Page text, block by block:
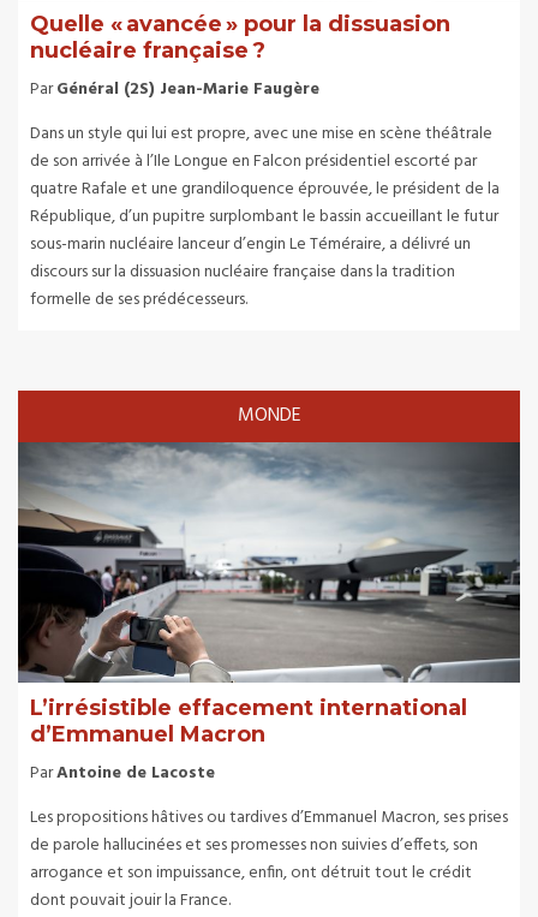
Quelle « avancée » pour la dissuasion
nucléaire française ?
ParGénéral (2S) Jean-Marie Faugère
Dans un style qui lui est propre, avec une mise en scène théâtrale
de son arrivée à l’Ile Longue en Falcon présidentiel escorté par
quatre Rafale et une grandiloquence éprouvée, le président de la
République, d’un pupitre surplombant le bassin accueillant le futur
sous-marin nucléaire lanceur d’engin Le Téméraire, a délivré un
discours sur la dissuasion nucléaire française dans la tradition
formelle de ses prédécesseurs.
MONDE
L’irrésistible effacement international
d’Emmanuel Macron
ParAntoine de Lacoste
Les propositions hâtives ou tardives d’Emmanuel Macron, ses prises
de parole hallucinées et ses promesses non suivies d’effets, son
arrogance et son impuissance, enfin, ont détruit tout le crédit
dont pouvait jouir la France.